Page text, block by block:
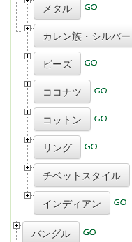
メタル
カレン族・シルバー
ビーズ
ココナツ
コットン
リング
チベットスタイル
インディアン
バングル